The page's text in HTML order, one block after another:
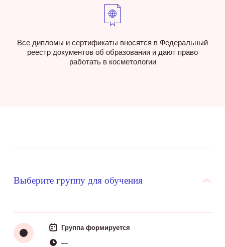
Все дипломы и сертификаты вносятся в Федеральный
реестр документов об образовании и дают право
работать в косметологии
Выберите группу для обучения
Группа формируется
—